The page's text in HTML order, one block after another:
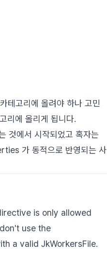
고리에 올려야 하나 고민
리에 올리게 됩니다.
것에서 시작되었고 혹자는
가 동적으로 반영되는 사
is only allowed
use the
a valid JkWorkersFile.